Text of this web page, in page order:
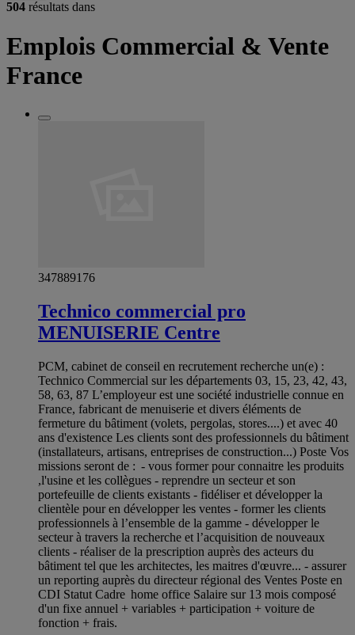
504 résultats dans
Emplois Commercial & Vente
France
347889176
Technico commercial pro
MENUISERIE Centre
PCM, cabinet de conseil en recrutement recherche un(e) :
Technico Commercial sur les départements 03, 15, 23, 42, 43,
58, 63, 87 L’employeur est une société industrielle connue en
France, fabricant de menuiserie et divers éléments de
fermeture du bâtiment (volets, pergolas, stores....) et avec 40
ans d'existence Les clients sont des professionnels du bâtiment
(installateurs, artisans, entreprises de construction...) Poste Vos
missions seront de : - vous former pour connaitre les produits
,l'usine et les collègues - reprendre un secteur et son
portefeuille de clients existants - fidéliser et développer la
clientèle pour en développer les ventes - former les clients
professionnels à l’ensemble de la gamme - développer le
secteur à travers la recherche et l’acquisition de nouveaux
clients - réaliser de la prescription auprès des acteurs du
bâtiment tel que les architectes, les maitres d'œuvre... - assurer
un reporting auprès du directeur régional des Ventes Poste en
CDI Statut Cadre home office Salaire sur 13 mois composé
d'un fixe annuel + variables + participation + voiture de
fonction + frais.